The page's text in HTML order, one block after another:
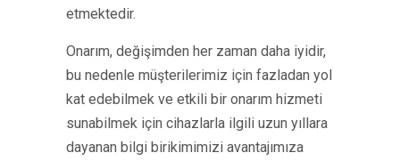
etmektedir.
Onarım, değişimden her zaman daha iyidir,
bu nedenle müşterilerimiz için fazladan yol
kat edebilmek ve etkili bir onarım hizmeti
sunabilmek için cihazlarla ilgili uzun yıllara
dayanan bilgi birikimimizi avantajımıza